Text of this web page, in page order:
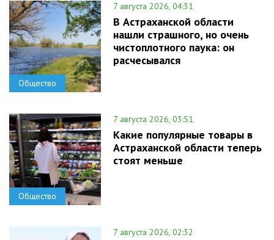
Общество
7 августа 2026, 04:31
В Астраханской области
нашли страшного, но очень
чистоплотного паука: он
расчесывался
Общество
7 августа 2026, 03:51
Какие популярные товары в
Астраханской области теперь
стоят меньше
7 августа 2026, 02:32